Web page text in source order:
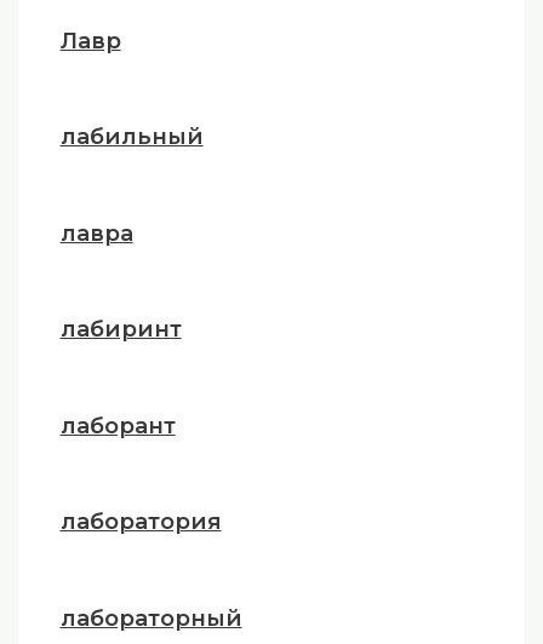
Лавр
лабильный
лавра
лабиринт
лаборант
лаборатория
лабораторный